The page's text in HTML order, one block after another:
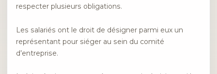
respecter plusieurs obligations.
Les salariés ont le droit de désigner parmi eux un
représentant pour siéger au sein du comité
d’entreprise.